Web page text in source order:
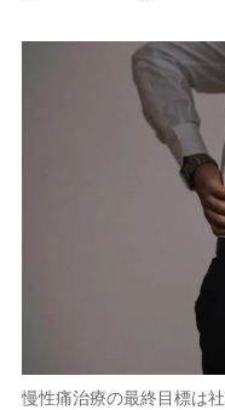
慢性痛治療の最終目標は